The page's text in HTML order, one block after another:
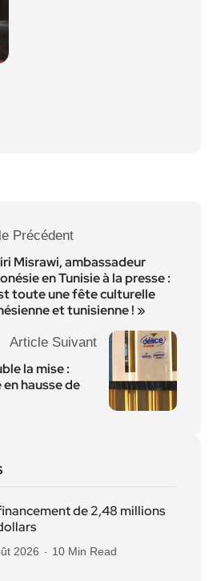
Précédent
Misrawi, ambassadeur
en Tunisie à la presse :
toute une fête culturelle
et tunisienne ! »
Article Suivant
la mise :
hausse de
de 2,48 millions
2026 10 Min Read